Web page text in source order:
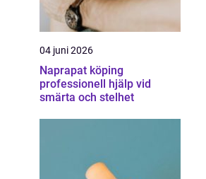
04 juni 2026
Naprapat köping
professionell hjälp vid
smärta och stelhet